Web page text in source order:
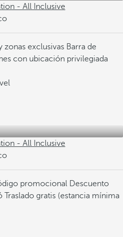
- All Inclusive
zonas exclusivas Barra de
con ubicación privilegiada
- All Inclusive
promocional Descuento
Traslado gratis (estancia mínima